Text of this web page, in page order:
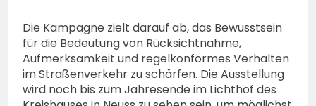
Die Kampagne zielt darauf ab, das Bewusstsein
für die Bedeutung von Rücksichtnahme,
Aufmerksamkeit und regelkonformes Verhalten
im Straßenverkehr zu schärfen. Die Ausstellung
wird noch bis zum Jahresende im Lichthof des